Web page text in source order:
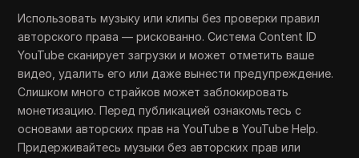
Использовать музыку или клипы без проверки правил
авторского права — рискованно. Система Content ID
YouTube сканирует загрузки и может отметить ваше
видео, удалить его или даже вынести предупреждение.
Слишком много страйков может заблокировать
монетизацию. Перед публикацией ознакомьтесь с
основами авторских прав на YouTube в YouTube Help.
Придерживайтесь музыки без авторских прав или